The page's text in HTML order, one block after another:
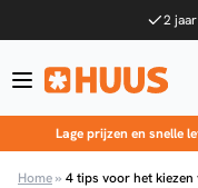
2
Lage prijzen en snelle
Home» 4 tips voor het kiezen